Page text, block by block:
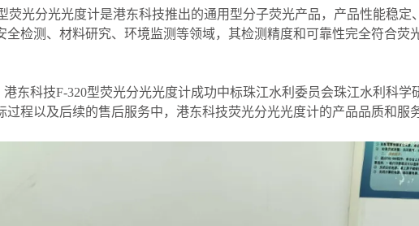
荧光分光光度计是港东科技推出的通用型分子荧光产品，产品性能稳定
全检测、材料研究、环境监测等领域，其检测精度和可靠性完全符合荧
港东科技F-320型荧光分光光度计成功中标珠江水利委员会珠江水利科学
过程以及后续的售后服务中，港东科技荧光分光光度计的产品品质和服